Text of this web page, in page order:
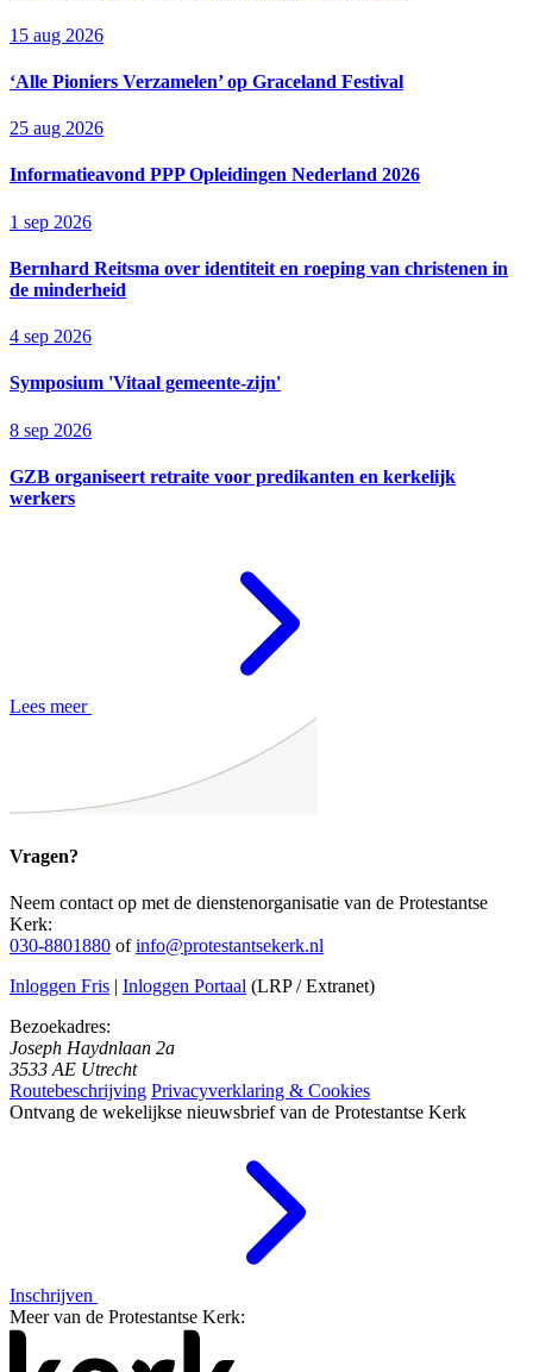
15 aug 2026
‘Alle Pioniers Verzamelen’ op Graceland Festival
25 aug 2026
Informatieavond PPP Opleidingen Nederland 2026
1 sep 2026
Bernhard Reitsma over identiteit en roeping van christenen in
de minderheid
4 sep 2026
Symposium 'Vitaal gemeente-zijn'
8 sep 2026
GZB organiseert retraite voor predikanten en kerkelijk
werkers
Lees meer
Vragen?
Neem contact op met de dienstenorganisatie van de Protestantse
Kerk:
030-8801880 ofinfo@protestantsekerk.nl
Inloggen Fris | Inloggen Portaal (LRP / Extranet)
Bezoekadres:
Joseph Haydnlaan 2a
3533 AE Utrecht
Routebeschrijving Privacyverklaring & Cookies
Ontvang de wekelijkse nieuwsbrief van de Protestantse Kerk
Inschrijven
Meer van de Protestantse Kerk: